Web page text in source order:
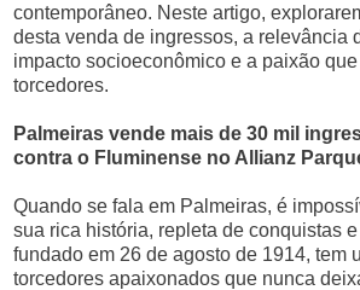
contemporâneo. Neste artigo,
desta venda de ingressos, a relevância
impacto socioeconômico e a paixão
torcedores.
Palmeiras vende mais de 30 mil
contra o Fluminense no Allianz
Quando se fala em Palmeiras, é
sua rica história, repleta de conquistas
fundado em 26 de agosto de 1914, tem
torcedores apaixonados que nunca